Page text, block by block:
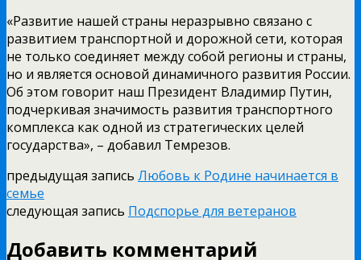
«Развитие нашей страны неразрывно связано с
развитием транспортной и дорожной сети, которая
не только соединяет между собой регионы и страны,
но и является основой динамичного развития России.
Об этом говорит наш Президент Владимир Путин,
подчеркивая значимость развития транспортного
комплекса как одной из стратегических целей
государства», – добавил Темрезов.
предыдущая запись Любовь к Родине начинается в
семье
следующая запись Подспорье для ветеранов
Добавить комментарий